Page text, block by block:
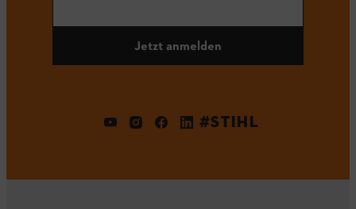
Jetzt anmelden
#STIHL